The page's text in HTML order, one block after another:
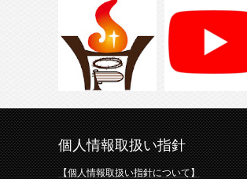
個人情報取扱い指針
【個人情報取扱い指針について】